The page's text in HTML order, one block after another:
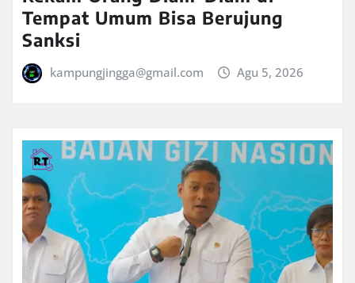
Tempat Umum Bisa Berujung
Sanksi
kampungjingga@gmail.com Agu 5, 2026